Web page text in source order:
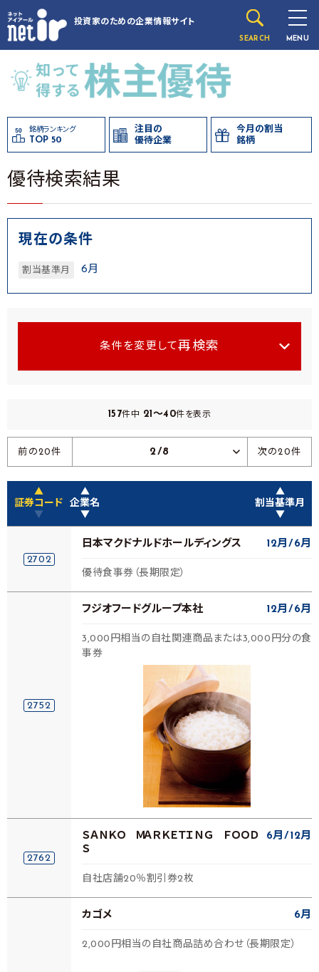
投資家のための企業情報サイト
SEARCH MENU
銘柄ランキング
TOP 50
注目の
優待企業
今月の割当
銘柄
優待検索結果
現在の条件
割当基準月 6月
条件を変更して 再検索
157件中 21～40件を表示
前の20件 2/8 次の20件
▲
証券コード
▼
▲
企業名
▼
▲
割当基準月
▼
2702
日本マクドナルドホールディングス 12月 6月
優待食事券（長期限定）
2752
フジオフードグループ本社 12月 6月
3,000円相当の自社関連商品または3,000円分の食
事券
2762
ＳＡＮＫＯ ＭＡＲＫＥＴＩＮＧ ＦＯＯＤ
Ｓ
6月 12月
自社店舗20％割引券2枚
カゴメ 6月
2,000円相当の自社商品詰め合わせ（長期限定）